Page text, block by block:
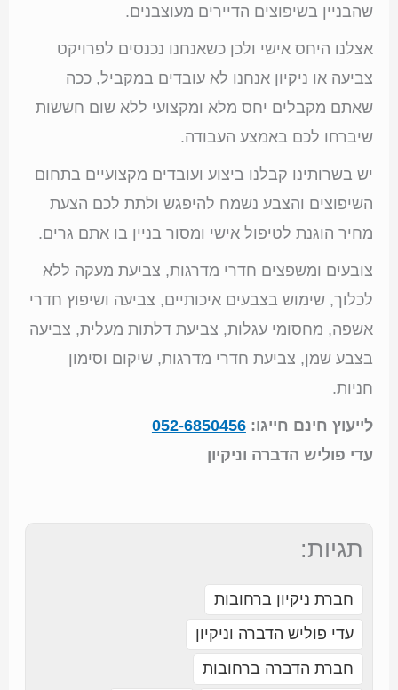
שהבניין בשיפוצים הדיירים מעוצבנים.
אצלנו היחס אישי ולכן כשאנחנו נכנסים לפרויקט
צביעה או ניקיון אנחנו לא עובדים במקביל, ככה
שאתם מקבלים יחס מלא ומקצועי ללא שום חששות
שיברחו לכם באמצע העבודה.
יש בשרותינו קבלנו ביצוע ועובדים מקצועיים בתחום
השיפוצים והצבע נשמח להיפגש ולתת לכם הצעת
מחיר הוגנת לטיפול אישי ומסור בניין בו אתם גרים.
צובעים ומשפצים חדרי מדרגות, צביעת מעקה ללא
לכלוך, שימוש בצבעים איכותיים, צביעה ושיפוץ חדרי
אשפה, מחסומי עגלות, צביעת דלתות מעלית, צביעה
בצבע שמן, צביעת חדרי מדרגות, שיקום וסימון
חניות.
לייעוץ חינם חייגו:052-6850456
עדי פוליש הדברה וניקיון
תגיות:
חברת ניקיון ברחובות
עדי פוליש הדברה וניקיון
חברת הדברה ברחובות